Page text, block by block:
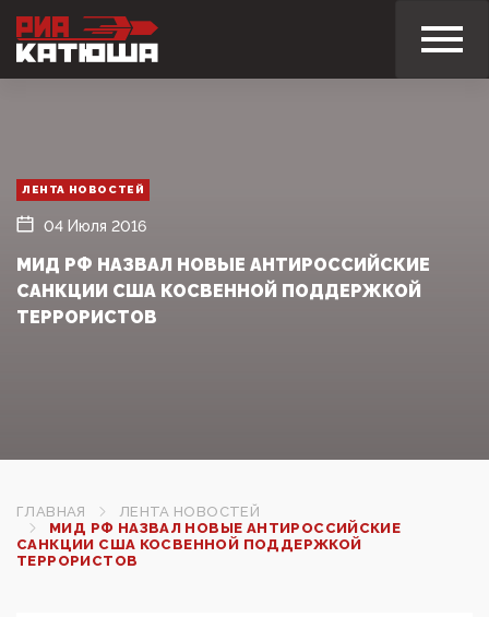
ЛЕНТА НОВОСТЕЙ
04 Июля 2016
МИД РФ НАЗВАЛ НОВЫЕ АНТИРОССИЙСКИЕ
САНКЦИИ США КОСВЕННОЙ ПОДДЕРЖКОЙ
ТЕРРОРИСТОВ
ГЛАВНАЯ
ЛЕНТА НОВОСТЕЙ
МИД РФ НАЗВАЛ НОВЫЕ АНТИРОССИЙСКИЕ
САНКЦИИ США КОСВЕННОЙ ПОДДЕРЖКОЙ
ТЕРРОРИСТОВ